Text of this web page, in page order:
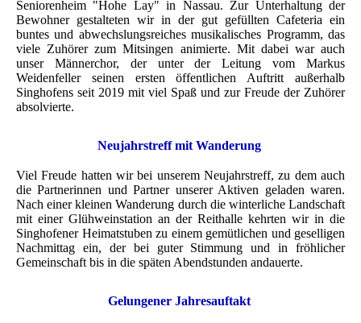
Seniorenheim "Hohe Lay" in Nassau. Zur Unterhaltung der
Bewohner gestalteten wir in der gut gefüllten Cafeteria ein
buntes und abwechslungsreiches musikalisches Programm, das
viele Zuhörer zum Mitsingen animierte. Mit dabei war auch
unser Männerchor, der unter der Leitung vom Markus
Weidenfeller seinen ersten öffentlichen Auftritt außerhalb
Singhofens seit 2019 mit viel Spaß und zur Freude der Zuhörer
absolvierte.
Neujahrstreff mit Wanderung
Viel Freude hatten wir bei unserem Neujahrstreff, zu dem auch
die Partnerinnen und Partner unserer Aktiven geladen waren.
Nach einer kleinen Wanderung durch die winterliche Landschaft
mit einer Glühweinstation an der Reithalle kehrten wir in die
Singhofener Heimatstuben zu einem gemütlichen und geselligen
Nachmittag ein, der bei guter Stimmung und in fröhlicher
Gemeinschaft bis in die späten Abendstunden andauerte.
Gelungener Jahresauftakt